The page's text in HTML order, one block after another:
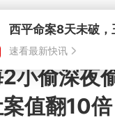
小偷深夜
值翻10